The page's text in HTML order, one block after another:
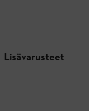
Lisävarusteet